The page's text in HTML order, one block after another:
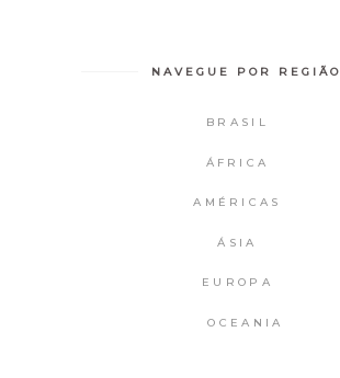
NAVEGUE POR REGIÃO
BRASIL
ÁFRICA
AMÉRICAS
ÁSIA
EUROPA
OCEANIA